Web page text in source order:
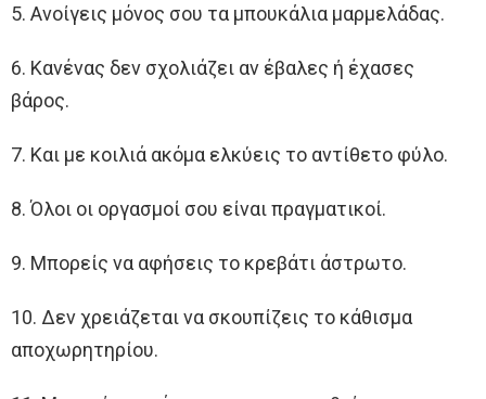
5. Ανοίγεις μόνος σου τα μπουκάλια μαρμελάδας.
6. Κανένας δεν σχολιάζει αν έβαλες ή έχασες
βάρος.
7. Και με κοιλιά ακόμα ελκύεις το αντίθετο φύλο.
8. Όλοι οι οργασμοί σου είναι πραγματικοί.
9. Μπορείς να αφήσεις το κρεβάτι άστρωτο.
10. Δεν χρειάζεται να σκουπίζεις το κάθισμα
αποχωρητηρίου.